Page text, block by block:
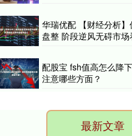
华瑞优配 【财经分析
盘整 阶段逆风无碍市
配股宝 fsh值高怎么降
注意哪些方面？
最新文章